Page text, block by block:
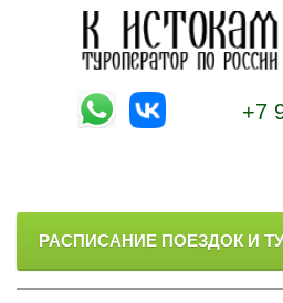
+7
РАСПИСАНИЕ ПОЕЗДОК И